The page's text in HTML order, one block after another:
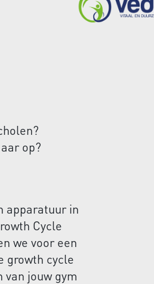
op?
apparatuur in
Cycle
we voor een
growth cycle
jouw gym